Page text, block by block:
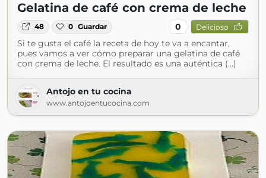
Gelatina de café con crema de leche
48 0 Guardar 0 Delicioso
Si te gusta el café la receta de hoy te va a encantar,
pues vamos a ver cómo preparar una gelatina de café
con crema de leche. El resultado es una auténtica (...)
Antojo en tu cocina
www.antojoentucocina.com